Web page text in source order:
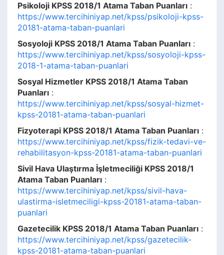
Psikoloji KPSS 2018/1 Atama Taban Puanları :
https://www.tercihiniyap.net/kpss/psikoloji-kpss-
20181-atama-taban-puanlari
Sosyoloji KPSS 2018/1 Atama Taban Puanları :
https://www.tercihiniyap.net/kpss/sosyoloji-kpss-
2018-1-atama-taban-puanlari
Sosyal Hizmetler KPSS 2018/1 Atama Taban
Puanları :
https://www.tercihiniyap.net/kpss/sosyal-hizmet-
kpss-20181-atama-taban-puanlari
Fizyoterapi KPSS 2018/1 Atama Taban Puanları :
https://www.tercihiniyap.net/kpss/fizik-tedavi-ve-
rehabilitasyon-kpss-20181-atama-taban-puanlari
Sivil Hava Ulaştırma İşletmeciliği KPSS 2018/1
Atama Taban Puanları :
https://www.tercihiniyap.net/kpss/sivil-hava-
ulastirma-isletmeciligi-kpss-20181-atama-taban-
puanlari
Gazetecilik KPSS 2018/1 Atama Taban Puanları :
https://www.tercihiniyap.net/kpss/gazetecilik-
kpss-20181-atama-taban-puanlari